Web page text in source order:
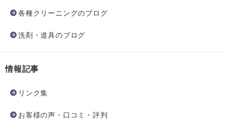
各種クリーニングのブログ
洗剤・道具のブログ
情報記事
リンク集
お客様の声・口コミ・評判